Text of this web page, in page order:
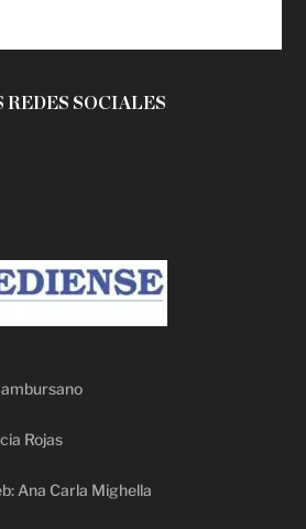
REDES SOCIALES
Rojas
Ana Carla Mighella